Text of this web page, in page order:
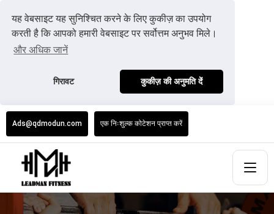
यह वेबसाइट यह सुनिश्चित करने के लिए कुकीज़ का उपयोग
करती है कि आपको हमारी वेबसाइट पर सर्वोत्तम अनुभव मिले।
और अधिक जानें
गिरावट कुकीज़ की अनुमति दें
Ads@qdmodun.com एक निःशुल्क कोटेशन प्राप्त करें